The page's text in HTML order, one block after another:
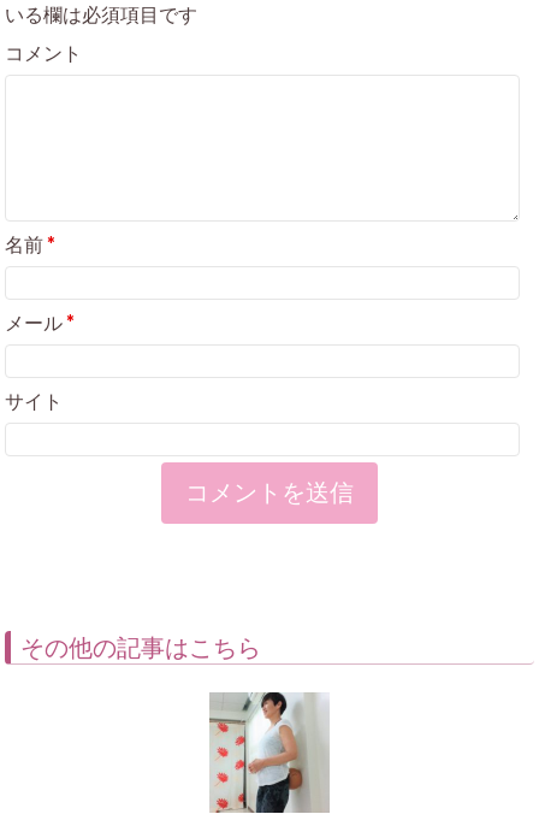
いる欄は必須項目です
コメント
名前*
メール*
サイト
その他の記事はこちら